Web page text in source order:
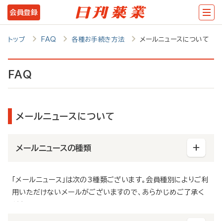
メ
イ
テ
会員登録
トップ FAQ 各種お手続き方法 メールニュースについて
FAQ
メールニュースについて
メールニュースの種類
「メールニュース」は次の3種類ございます。会員種別によりご利
用いただけないメールがございますので、あらかじめご了承く